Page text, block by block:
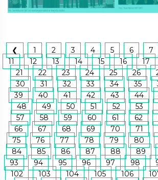
❮ 1 2 3 4 5 6 7
11
12 13 14 15 16 17
21
22 23 24 25 26
30
31 32 33 34 35
39
40 41 42 43 44
48
49 50 51 52 53
57
58 59 60 61 62
66
67 68 69 70 71
75
76 77 78 79 80
84
85 86 87 88 89
93
94 95 96 97 98
102
103 104 105 106